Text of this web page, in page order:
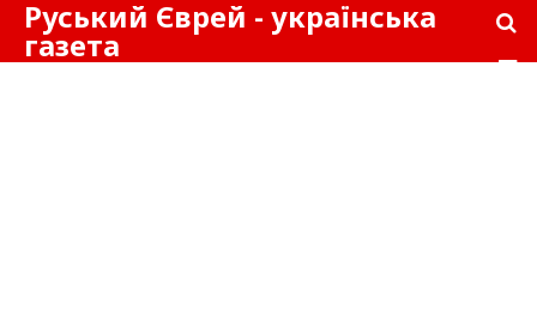
Руський Єврей - українська
газета